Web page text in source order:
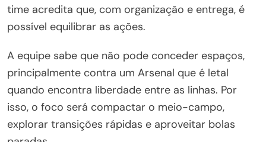
time acredita que, com organização e entrega, é
possível equilibrar as ações.
A equipe sabe que não pode conceder espaços,
principalmente contra um Arsenal que é letal
quando encontra liberdade entre as linhas. Por
isso, o foco será compactar o meio-campo,
explorar transições rápidas e aproveitar bolas